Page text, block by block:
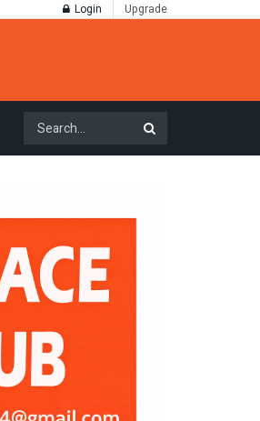
Login Upgrade